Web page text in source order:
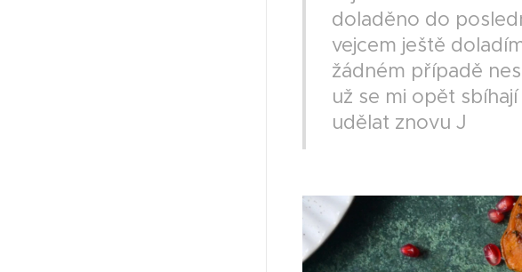
doladěno do
vejcem ještě
žádném případě
už se mi opět
udělat znovu J